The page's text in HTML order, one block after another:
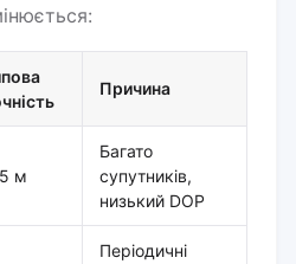
Причина
м
Багато
супутників,
низький DOP
Періодичні